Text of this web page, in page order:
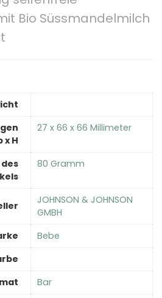
Bio Süssmandelmilch
x H
‎27 x 66 x 66 Millimeter
‎80 Gramm
‎JOHNSON & JOHNSON
GMBH
‎Bebe
‎Bar